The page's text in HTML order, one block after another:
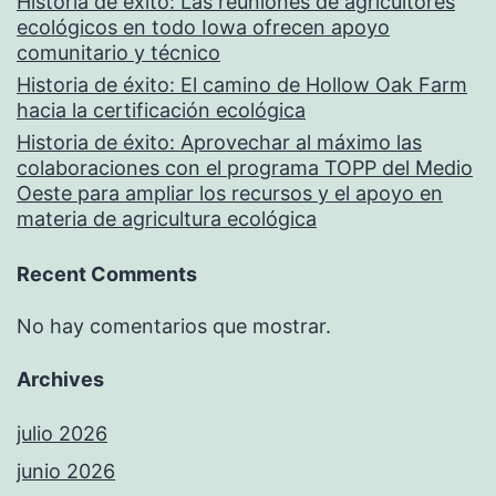
ecológicos en todo Iowa ofrecen apoyo
comunitario y técnico
Historia de éxito: El camino de Hollow Oak Farm
hacia la certificación ecológica
Historia de éxito: Aprovechar al máximo las
colaboraciones con el programa TOPP del Medio
Oeste para ampliar los recursos y el apoyo en
materia de agricultura ecológica
Recent Comments
No hay comentarios que mostrar.
Archives
julio 2026
junio 2026